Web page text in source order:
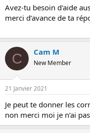
Avez-tu besoin d'aide
merci d’avance de ta
C Cam M
New Member
21 Janvier 2021
Je peut te donner les
non merci moi je n’ai